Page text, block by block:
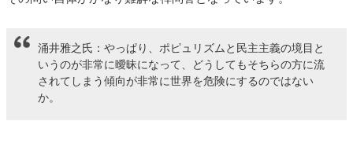
涌井雅之氏：やっぱり、ポピュリズムと民主主義の境目と
いうのが非常に曖昧になって、どうしてもそちらの方に流
されてしまう傾向が非常に世界を危険にするのではない
か。